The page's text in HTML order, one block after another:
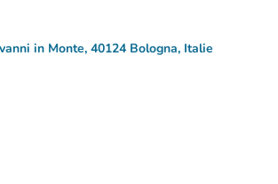
in Monte, 40124 Bologna, Italie
(abrir en Google Maps)
(nueva pestaña)